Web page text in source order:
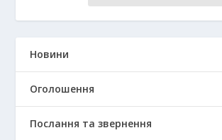
Новини
Оголошення
Послання та звернення